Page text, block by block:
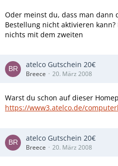
Oder meinst du, dass man dann
Bestellung nicht aktivieren
nichts mit dem zweiten
atelco Gutschein 20€
Breece 20. März 2008
Warst du schon auf dieser
https://www3.atelco.de/
atelco Gutschein 20€
Breece 20. März 2008